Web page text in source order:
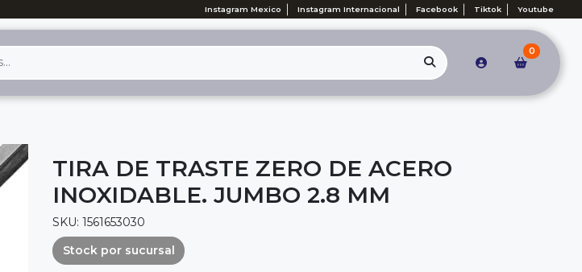
Instagram Mexico Instagram Internacional Facebook Tiktok Youtube
0
TIRA DE TRASTE ZERO DE ACERO
INOXIDABLE. JUMBO 2.8 MM
SKU: 1561653030
Stock por sucursal